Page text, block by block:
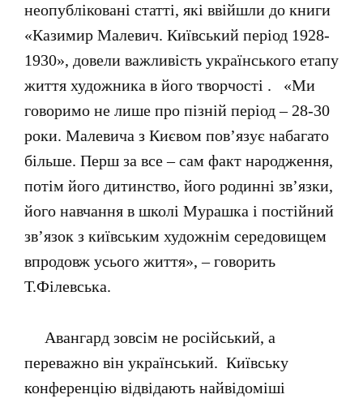
неопубліковані статті, які ввійшли до книги
«Казимир Малевич. Київський період 1928-
1930», довели важливість українського етапу
життя художника в його творчості . «Ми
говоримо не лише про пізній період – 28-30
роки. Малевича з Києвом пов’язує набагато
більше. Перш за все – сам факт народження,
потім його дитинство, його родинні зв’язки,
його навчання в школі Мурашка і постійний
зв’язок з київським художнім середовищем
впродовж усього життя», – говорить
Т.Філевська.
Авангард зовсім не російський, а
переважно він український. Київську
конференцію відвідають найвідоміші